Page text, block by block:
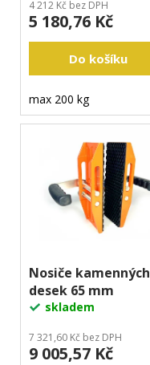
4 212 Kč bez DPH
5 180,76 Kč
Do košíku
max 200 kg
Nosiče kamenných
desek 65 mm
skladem
7 321,60 Kč bez DPH
9 005,57 Kč
m